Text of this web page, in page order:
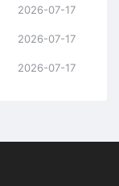
2026-07-17
2026-07-17
2026-07-17